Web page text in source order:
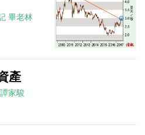
畢老林
產
譚家駿